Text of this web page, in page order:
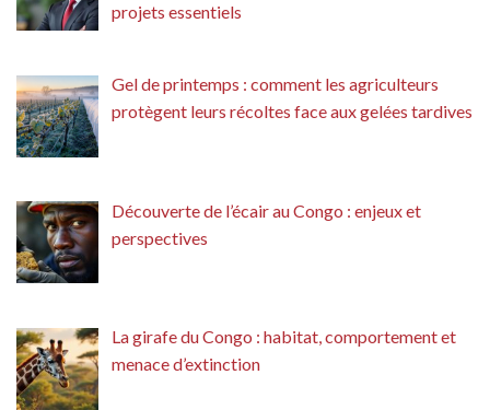
projets essentiels
Gel de printemps : comment les agriculteurs
protègent leurs récoltes face aux gelées tardives
Découverte de l’écair au Congo : enjeux et
perspectives
La girafe du Congo : habitat, comportement et
menace d’extinction